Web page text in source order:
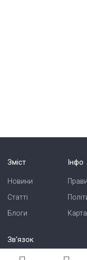
Зміст
Новини
Статті
Блоги
Інфо
Зв'язок